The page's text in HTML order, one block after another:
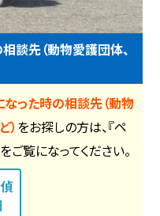
談先（動物愛護団体、
った時の相談先（動物
） をお探しの方は、『ペ
ご覧になってください。